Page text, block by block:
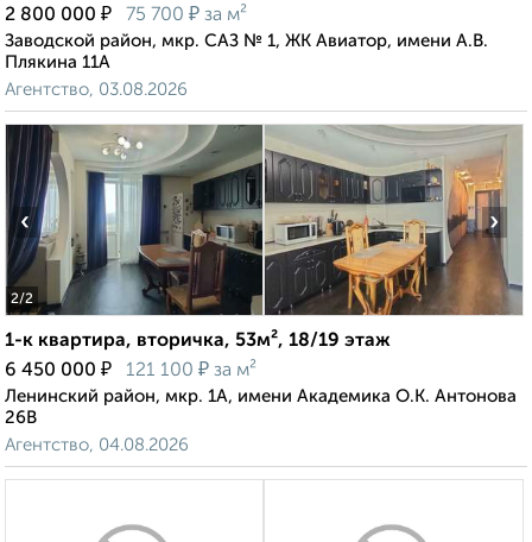
2 800 000 ₽ 75 700 ₽ за м²
Заводской район, мкр. САЗ № 1, ЖК Авиатор, имени А.В.
Плякина 11А
Агентство, 03.08.2026
2/2
‹ ›
1-к квартира, вторичка, 53м², 18/19 этаж
6 450 000 ₽ 121 100 ₽ за м²
Ленинский район, мкр. 1А, имени Академика О.К. Антонова
26В
Агентство, 04.08.2026